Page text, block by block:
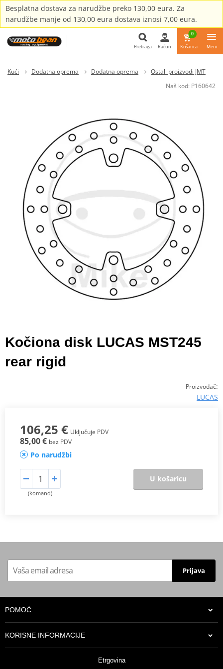
Besplatna dostava za narudžbe preko 130,00 eura. Za
narudžbe manje od 130,00 eura dostava iznosi 7,00 eura.
Pretraga
Pretraga Račun
0
Košarica Meni
Kući Dodatna oprema Dodatna oprema
Ostali proizvodi JMT
Naš kod: P160642
Kočiona disk LUCAS MST245
rear rigid
Proizvođač:
LUCAS
106,25 € Uključuje PDV
85,00 € bez PDV
Po narudžbi
(komand)
U košaricu
Prijava
POMOĆ
KORISNE INFORMACIJE
Etrgovina